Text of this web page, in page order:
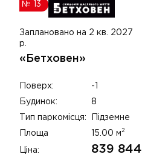
№ 13
Заплановано на 2 кв. 2027
р.
«Бетховен»
Поверх: -1
Будинок: 8
Тип паркомісця: Підземне
Площа 15.00 м 2
Ціна: 839 844